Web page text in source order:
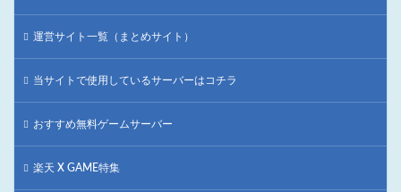
運営サイト一覧（まとめサイト）
当サイトで使用しているサーバーはコチラ
おすすめ無料ゲームサーバー
楽天 X GAME特集